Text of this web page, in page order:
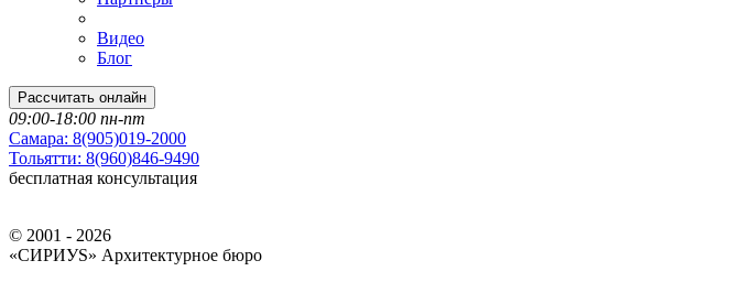
Видео
Блог
Рассчитать онлайн
09:00-18:00 пн-пт
Самара: 8(905)019-2000
Тольятти: 8(960)846-9490
бесплатная консультация
© 2001 - 2026
«СИРИУS» Архитектурное бюро